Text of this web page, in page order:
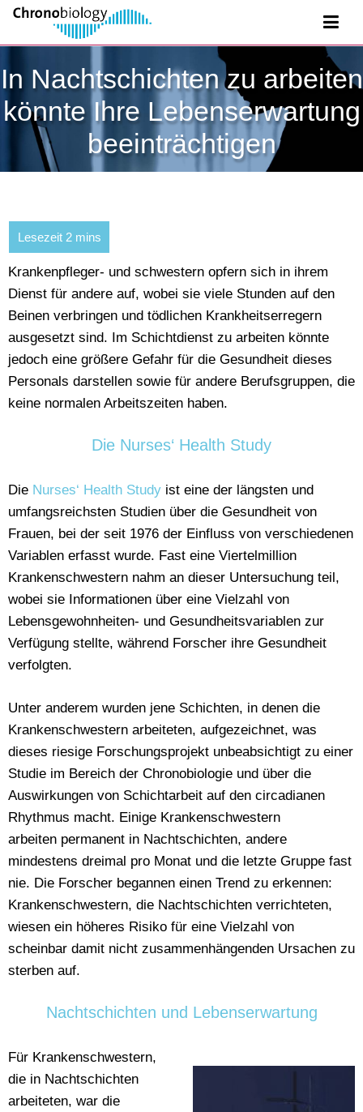
In Nachtschichten zu arbeiten
könnte Ihre Lebenserwartung
beeinträchtigen
Krankenpfleger- und schwestern opfern sich in ihrem
Dienst für andere auf, wobei sie viele Stunden auf den
Beinen verbringen und tödlichen Krankheitserregern
ausgesetzt sind. Im Schichtdienst zu arbeiten könnte
jedoch eine größere Gefahr für die Gesundheit dieses
Personals darstellen sowie für andere Berufsgruppen, die
keine normalen Arbeitszeiten haben.
Die Nurses‘ Health Study
Die Nurses‘ Health Study ist eine der längsten und
umfangsreichsten Studien über die Gesundheit von
Frauen, bei der seit 1976 der Einfluss von verschiedenen
Variablen erfasst wurde. Fast eine Viertelmillion
Krankenschwestern nahm an dieser Untersuchung teil,
wobei sie Informationen über eine Vielzahl von
Lebensgewohnheiten- und Gesundheitsvariablen zur
Verfügung stellte, während Forscher ihre Gesundheit
verfolgten.
Unter anderem wurden jene Schichten, in denen die
Krankenschwestern arbeiteten, aufgezeichnet, was
dieses riesige Forschungsprojekt unbeabsichtigt zu einer
Studie im Bereich der Chronobiologie und über die
Auswirkungen von Schichtarbeit auf den circadianen
Rhythmus macht. Einige Krankenschwestern
arbeiten permanent in Nachtschichten, andere
mindestens dreimal pro Monat und die letzte Gruppe fast
nie. Die Forscher begannen einen Trend zu erkennen:
Krankenschwestern, die Nachtschichten verrichteten,
wiesen ein höheres Risiko für eine Vielzahl von
scheinbar damit nicht zusammenhängenden Ursachen zu
sterben auf.
Nachtschichten und Lebenserwartung
Für Krankenschwestern,
die in Nachtschichten
arbeiteten, war die